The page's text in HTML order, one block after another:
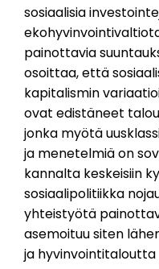
sosiaalisia
painottavia
osoittaa, että
kapitalismin
ovat edistäneet
jonka myötä
ja menetelmiä on
kannalta keskeisiin
sosiaalipolitiikka
yhteistyötä
asemoituu siten
ja hyvinvointitaloutta